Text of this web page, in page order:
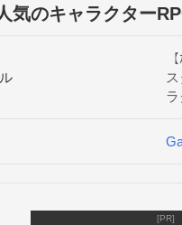
は無理な強敵も仲間の力を
気のキャラクター
ラ
[PR]